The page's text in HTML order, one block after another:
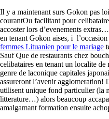
Il y a maintenant surs Gokon pas
courantOu facilitant pour
accoster lors d’evenements
en tenant Gokon aises, i
femmes Lituanien pour le mariage
Sauf Que de restaurants chez
celibataires en tenant un localite
genre de laconique capitales
assureront l’avenir agglomeration!
utilisent unique fond particulier (la
litterature…) alors beaucoup
amalgamant formation ensuite